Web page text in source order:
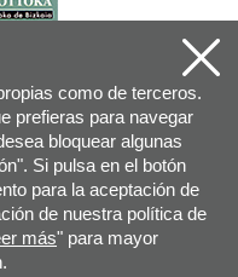
como de terceros.
prefieras para navegar
bloquear algunas
Si pulsa en el botón
para la aceptación de
de nuestra política de
más" para mayor